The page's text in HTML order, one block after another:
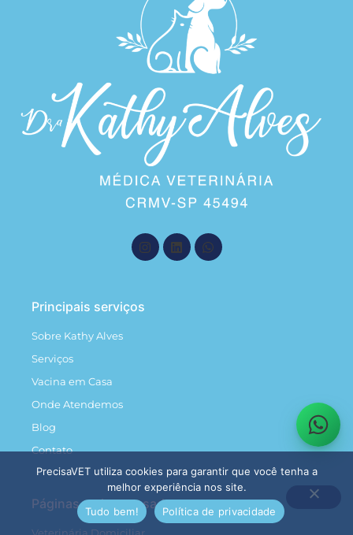
Principais serviços
Sobre Kathy Alves
Serviços
Vacina em Casa
Onde Atendemos
Blog
Contato
Páginas mais acessadas
PrecisaVET utiliza cookies para garantir que você tenha a
melhor experiência nos site.
Tudo bem!
Política de privacidade